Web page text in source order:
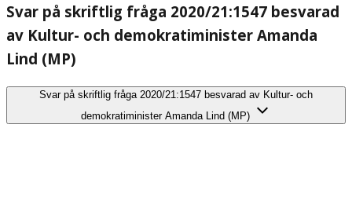
Svar på skriftlig fråga 2020/21:1547 besvarad
av Kultur- och demokratiminister Amanda
Lind (MP)
Svar på skriftlig fråga 2020/21:1547 besvarad av Kultur- och
demokratiminister Amanda Lind (MP)